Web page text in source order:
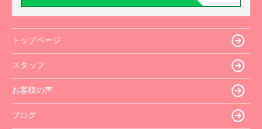
トップページ
スタッフ
お客様の声
ブログ